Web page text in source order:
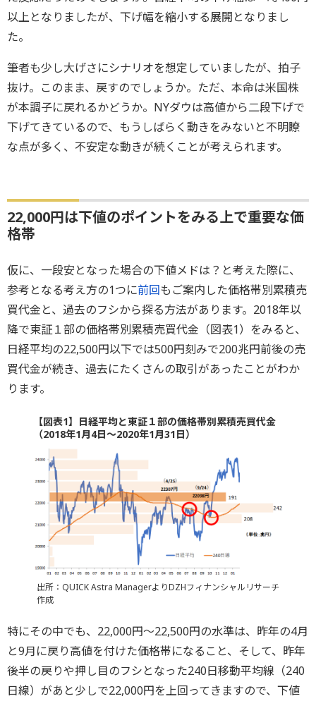
以上となりましたが、下げ幅を縮小する展開となりまし
た。
筆者も少し大げさにシナリオを想定していましたが、拍子
抜け。このまま、戻すのでしょうか。ただ、本命は米国株
が本調子に戻れるかどうか。NYダウは高値から二段下げで
下げてきているので、もうしばらく動きをみないと不明瞭
な点が多く、不安定な動きが続くことが考えられます。
22,000円は下値のポイントをみる上で重要な価
格帯
仮に、一段安となった場合の下値メドは？と考えた際に、
参考となる考え方の1つに前回もご案内した価格帯別累積売
買代金と、過去のフシから探る方法があります。2018年以
降で東証１部の価格帯別累積売買代金（図表1）をみると、
日経平均の22,500円以下では500円刻みで200兆円前後の売
買代金が続き、過去にたくさんの取引があったことがわか
ります。
【図表1】日経平均と東証１部の価格帯別累積売買代金
（2018年1月4日～2020年1月31日）
出所：QUICK Astra ManagerよりDZHフィナンシャルリサーチ
作成
特にその中でも、22,000円～22,500円の水準は、昨年の4月
と9月に戻り高値を付けた価格帯になること、そして、昨年
後半の戻りや押し目のフシとなった240日移動平均線（240
日線）があと少しで22,000円を上回ってきますので、下値